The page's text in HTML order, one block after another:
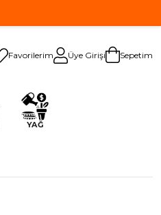
Favorilerim Üye Girişi Sepetim
YAĞ